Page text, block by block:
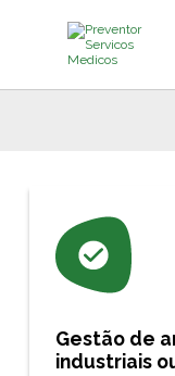
Gestão de
industriais